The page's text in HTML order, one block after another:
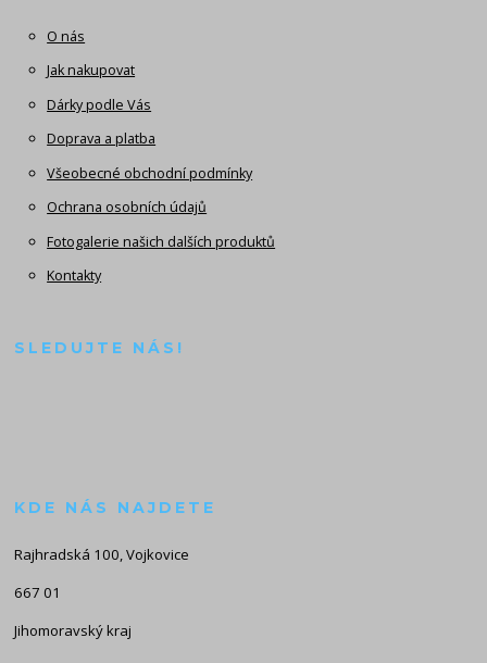
O nás
Jak nakupovat
Dárky podle Vás
Doprava a platba
Všeobecné obchodní podmínky
Ochrana osobních údajů
Fotogalerie našich dalších produktů
Kontakty
SLEDUJTE NÁS!
KDE NÁS NAJDETE
Rajhradská 100, Vojkovice
667 01
Jihomoravský kraj